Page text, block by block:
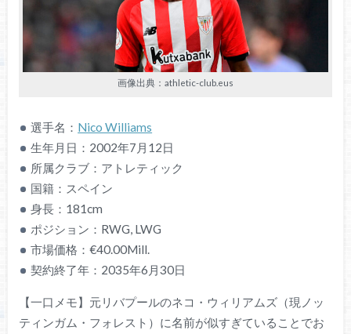
画像出典：athletic-club.eus
選手名： Nico Williams
生年月日：2002年7月12日
所属クラブ：アトレティック
国籍：スペイン
身長：181cm
ポジション：RWG, LWG
市場価格：€40.00Mill.
契約終了年：2035年6月30日
【一口メモ】元リバプールのネコ・ウィリアムズ（現ノッ
ティンガム・フォレスト）に名前が似すぎていることでお